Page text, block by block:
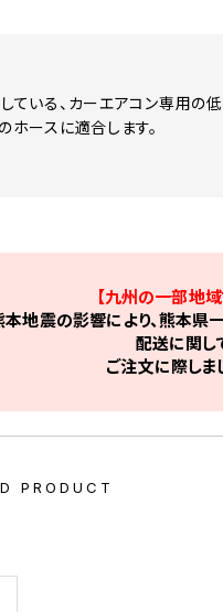
いる、カーエアコン専用の低
ースに適合します。
【九州の一部地
地震の影響により、熊本県
配送に関し
ご注文に際しま
PRODUCT